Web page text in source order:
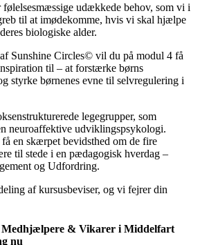
følelsesmæssige udækkede behov, som vi i
til at imødekomme, hvis vi skal hjælpe
biologiske alder.
Sunshine Circles© vil du på modul 4 få
til – at forstærke børns
styrke børnenes evne til selvregulering i
legegrupper, som
neuroaffektive udviklingspsykologi.
en skærpet bevidsthed om de fire
til stede i en pædagogisk hverdag –
og Udfordring.
af kursusbeviser, og vi fejrer din
Medhjælpere & Vikarer i Middelfart
nu